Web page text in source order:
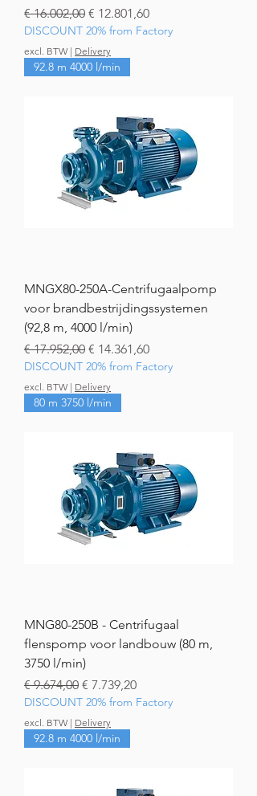
Normale prijs
€ 16.002,00 Verkoopprijs
€ 12.801,60
DISCOUNT 20% from Factory
excl. BTW | Delivery
92.8 m 4000 l/min
MNGX80-250A-Centrifugaalpomp
voor brandbestrijdingssystemen
(92,8 m, 4000 l/min)
Normale prijs
€ 17.952,00 Verkoopprijs
€ 14.361,60
DISCOUNT 20% from Factory
excl. BTW | Delivery
80 m 3750 l/min
MNG80-250B - Centrifugaal
flenspomp voor landbouw (80 m,
3750 l/min)
Normale prijs
€ 9.674,00 Verkoopprijs
€ 7.739,20
DISCOUNT 20% from Factory
excl. BTW | Delivery
92.8 m 4000 l/min